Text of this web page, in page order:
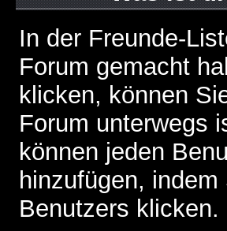
In der Freunde-
Forum gemacht
klicken, können
Forum unterwegs
können jeden
hinzufügen,
Benutzers klicken.